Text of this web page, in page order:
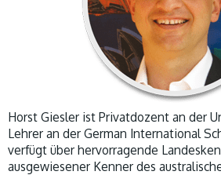
Horst Giesler ist Privatdozent an der
Lehrer an der German International
verfügt über hervorragende
ausgewiesener Kenner des